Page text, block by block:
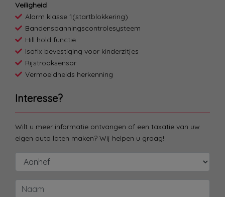
Veiligheid
Alarm klasse 1(startblokkering)
Bandenspanningscontrolesysteem
Hill hold functie
Isofix bevestiging voor kinderzitjes
Rijstrooksensor
Vermoeidheids herkenning
Interesse?
Wilt u meer informatie ontvangen of een taxatie van uw
eigen auto laten maken? Wij helpen u graag!